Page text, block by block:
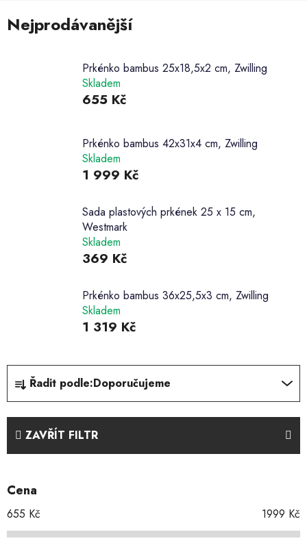
Nejprodávanější
Prkénko bambus 25x18,5x2 cm, Zwilling
Skladem
655 Kč
Prkénko bambus 42x31x4 cm, Zwilling
Skladem
1 999 Kč
Sada plastových prkének 25 x 15 cm,
Westmark
Skladem
369 Kč
Prkénko bambus 36x25,5x3 cm, Zwilling
Skladem
1 319 Kč
Ř
z
í
p
r
o
d
Řadit podle:Doporučujeme
ZAVŘÍT FILTR
Cena
655 Kč 1999 Kč